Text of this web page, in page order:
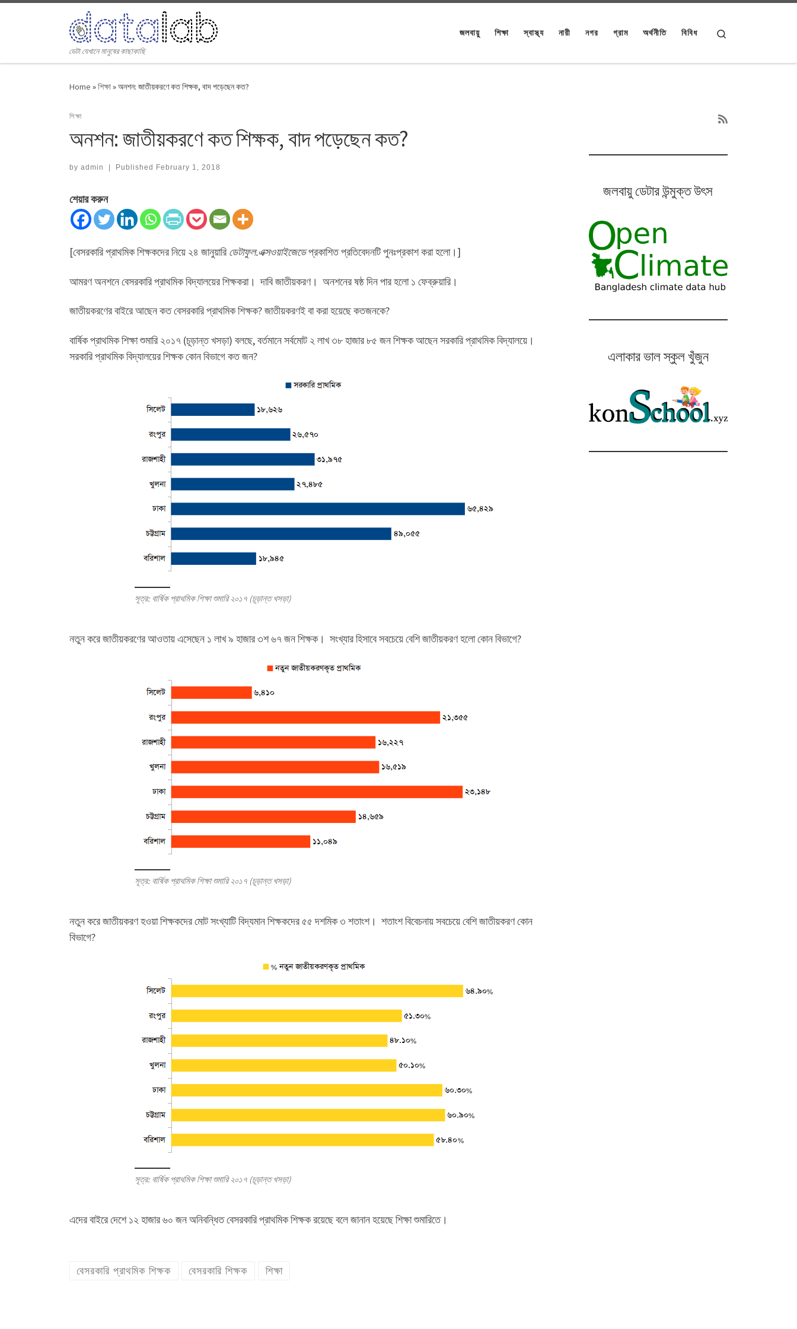
ডেটা যেখানে মানুষের কাছাকাছি
জলবায়ু শিক্ষা স্বাস্থ্য নারী নগর গ্রাম অর্থনীতি বিবিধ
Home »শিক্ষা»অনশন: জাতীয়করণে কত শিক্ষক, বাদ পড়েছেন কত?
শিক্ষা
অনশন: জাতীয়করণে কত শিক্ষক, বাদ পড়েছেন কত?
by admin | Published February 1, 2018
শেয়ার করুন
[বেসরকারি প্রাথমিক শিক্ষকদের নিয়ে ২৪ জানুয়ারি ডেটাফুল.এক্সওয়াইজেডেপ্রকাশিত প্রতিবেদনটি পুনঃপ্রকাশ করা হলো।]
আমরণ অনশনে বেসরকারি প্রাথমিক বিদ্যালয়ের শিক্ষকরা। দাবি জাতীয়করণ। অনশনের ষষ্ঠ দিন পার হলো ১ ফেব্রুয়ারি।
জাতীয়করণের বাইরে আছেন কত বেসরকারি প্রাথমিক শিক্ষক? জাতীয়করণই বা করা হয়েছে কতজনকে?
বার্ষিক প্রাথমিক শিক্ষা শুমারি ২০১৭ (চূড়ান্ত খসড়া) বলছে, বর্তমানে সর্বমোট ২ লাখ ৩৮ হাজার ৮৫ জন শিক্ষক আছেন সরকারি প্রাথমিক বিদ্যালয়ে।
সরকারি প্রাথমিক বিদ্যালয়ের শিক্ষক কোন বিভাগে কত জন?
সূত্র: বার্ষিক প্রাথমিক শিক্ষা শুমারি ২০১৭ (চূড়ান্ত খসড়া)
নতুন করে জাতীয়করণের আওতায় এসেছেন ১ লাখ ৯ হাজার ৩শ ৬৭ জন শিক্ষক। সংখ্যার হিসাবে সবচেয়ে বেশি জাতীয়করণ হলো কোন বিভাগে?
সূত্র: বার্ষিক প্রাথমিক শিক্ষা শুমারি ২০১৭ (চূড়ান্ত খসড়া)
নতুন করে জাতীয়করণ হওয়া শিক্ষকদের মোট সংখ্যাটি বিদ্যমান শিক্ষকদের ৫৫ দশমিক ৩ শতাংশ। শতাংশ বিবেচনায় সবচেয়ে বেশি জাতীয়করণ কোন
বিভাগে?
সূত্র: বার্ষিক প্রাথমিক শিক্ষা শুমারি ২০১৭ (চূড়ান্ত খসড়া)
এদের বাইরে দেশে ১২ হাজার ৬০ জন অনিবন্ধিত বেসরকারি প্রাথমিক শিক্ষক রয়েছে বলে জানান হয়েছে শিক্ষা শুমারিতে।
বেসরকারি প্রাথমিক শিক্ষক বেসরকারি শিক্ষক শিক্ষা
জলবায়ু ডেটার উন্মুক্ত উৎস
এলাকার ভাল স্কুল খুঁজুন